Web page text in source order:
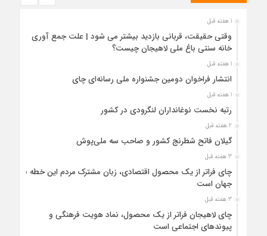
1 هفته قبل
وقتی حقیقت، قربانی بازدید بیشتر می شود | علت جمع آوری
خانه سنتی باغ ملی لاهیجان چیست؟
1 هفته قبل
انتشار فراخوان دومین جشنواره ملی رسانه‌ای چای
1 هفته قبل
رتبه نخست نوغانداران لنگرودی در کشور
2 هفته قبل
گیلان فاتح شطرنج کشور و صاحب سه ملی‌پوش
3 هفته قبل
چای فراتر از یک محصول اقتصادی، زبان مشترک مردم این خطه با
جهان است
3 هفته قبل
چای لاهیجان فراتر از یک محصول، نماد هویت فرهنگی و
پیوندهای اجتماعی است